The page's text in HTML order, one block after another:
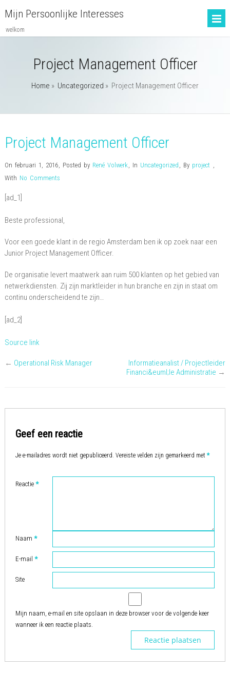
Mijn Persoonlijke Interesses
welkom
Project Management Officer
Home » Uncategorized » Project Management Officer
Project Management Officer
On februari 1, 2016, Posted by René Volwerk, In Uncategorized , By project ,
With No Comments
[ad_1]
Beste professional,
Voor een goede klant in de regio Amsterdam ben ik op zoek naar een
Junior Project Management Officer.
De organisatie levert maatwerk aan ruim 500 klanten op het gebied van
netwerkdiensten. Zij zijn marktleider in hun branche en zijn in staat om
continu onderscheidend te zijn…
[ad_2]
Source link
← Operational Risk Manager
Informatieanalist / Projectleider
Financi&euml;le Administratie →
Geef een reactie
Je e-mailadres wordt niet gepubliceerd. Vereiste velden zijn gemarkeerd met *
Reactie *
Naam *
E-mail *
Site
Mijn naam, e-mail en site opslaan in deze browser voor de volgende keer
wanneer ik een reactie plaats.